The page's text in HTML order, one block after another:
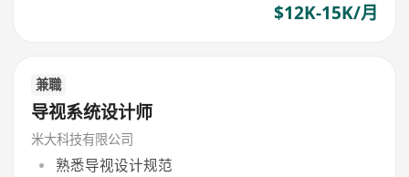
$12K-15K/月
兼職
导视系统设计师
米大科技有限公司
熟悉导视设计规范